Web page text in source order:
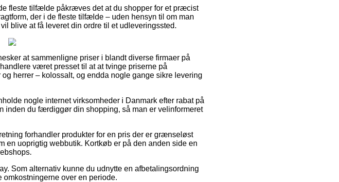
fleste tilfælde påkræves det at du shopper for et præcist
der i de fleste tilfælde – uden hensyn til om man
blive at få leveret din ordre til et udleveringssted.
at sammenligne priser i blandt diverse firmaer på
været presset til at at tvinge priserne på
herrer – kolossalt, og endda nogle gange sikre levering
nogle internet virksomheder i Danmark efter rabat på
inden du færdiggør din shopping, så man er velinformeret
forhandler produkter for en pris der er grænseløst
en uoprigtig webbutik. Kortkøb er på den anden side en
Som alternativ kunne du udnytte en afbetalingsordning
omkostningerne over en periode.